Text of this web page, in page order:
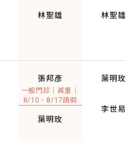
林聖雄 林聖雄
張邦彥
一般門診｜減重｜
8/10、8/17請假
葉明玫
葉明玫
李世易